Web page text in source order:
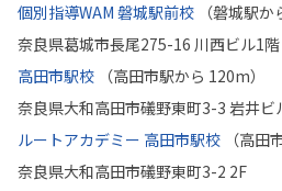
個別指導WAM 磐城駅前校
（磐城駅か
奈良県葛城市長尾275-16 川西ビル1
高田市駅校
（高田市駅から 120m）
奈良県大和高田市礒野東町3-3 岩井ビ
ルートアカデミー 高田市駅校
（高田
奈良県大和高田市礒野東町3-2 2F